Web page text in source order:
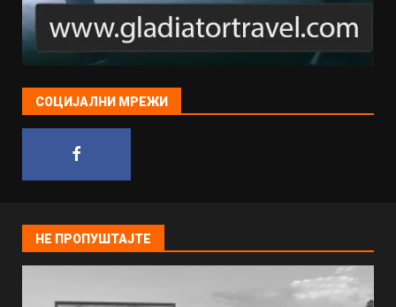
СОЦИЈАЛНИ МРЕЖИ
НЕ ПРОПУШТАЈТЕ